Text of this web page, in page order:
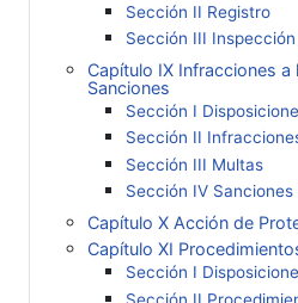
Sección II Registro
Sección III
Capítulo IX Infracciones a
Sanciones
Sección I
Sección II
Sección III Multas
Sección IV Sanciones
Capítulo X Acción de
Capítulo XI
Sección I
Sección II